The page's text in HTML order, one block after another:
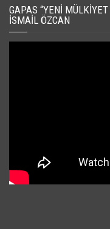
GAPAS “YENI
İSMAIL ÖZCAN